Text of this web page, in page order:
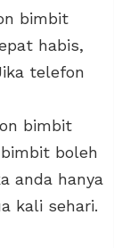
bimbit
habis,
telefon
bimbit
boleh
anda hanya
kali sehari.